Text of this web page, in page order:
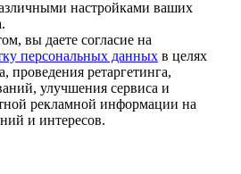
настройками ваших
вы даете согласие на
персональных данных в целях
проведения ретаргетинга,
улучшения сервиса и
рекламной информации на
и интересов.